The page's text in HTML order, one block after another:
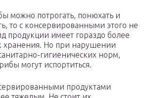
можно потрогать, понюхать и
то с консервированными этого не
продукции имеет гораздо более
хранения. Но при нарушении
гигиенических норм,
могут испортиться.
продуктами